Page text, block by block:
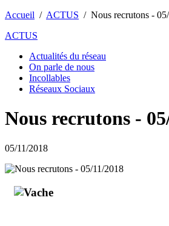
Accueil / ACTUS / Nous recrutons -
ACTUS
Actualités du réseau
On parle de nous
Incollables
Réseaux Sociaux
Nous recrutons -
05/11/2018